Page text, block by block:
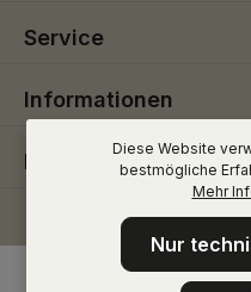
Service
Informationen
Folge uns
Diese Website
bestmögliche
Mehr
Nur